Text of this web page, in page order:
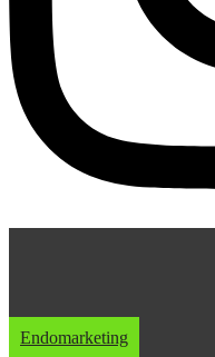
Endomarketing